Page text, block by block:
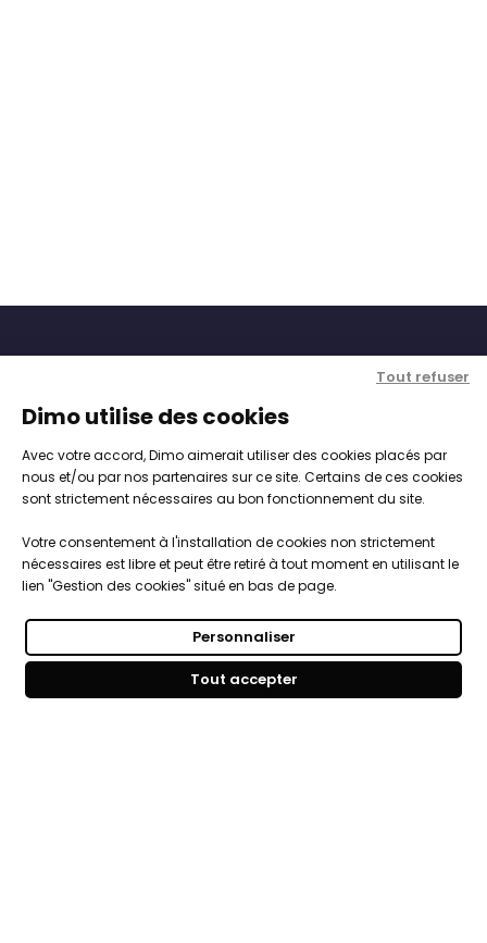
Dimo utilise des cookies
Avec votre accord, Dimo aimerait utiliser des cookies placés par
nous et/ou par nos partenaires sur ce site. Certains de ces cookies
sont strictement nécessaires au bon fonctionnement du site.
Votre consentement à l'installation de cookies non strictement
nécessaires est libre et peut être retiré à tout moment en utilisant le
lien "Gestion des cookies" situé en bas de page.
Tout accepter
Tout refuser
Personnaliser
Dimo 
Qui sommes-nous ?
Historique DIMO
Expertise, conseil et service client